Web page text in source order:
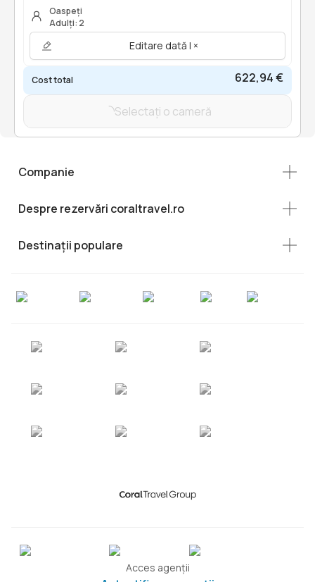
Oaspeți
Adulți: 2
Editare dată | ×
Cost total 622,94 €
Selectați o cameră
Companie
Despre rezervări coraltravel.ro
Destinații populare
Acces agenții